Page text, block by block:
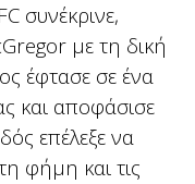
συνέκρινε,
με τη δική
έφτασε σε ένα
και αποφάσισε
επέλεξε να
φήμη και τις